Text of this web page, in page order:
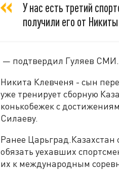
У нас есть третий
получили его от
— подтвердил Гуляев СМИ.
Никита Клевченя - сын
уже тренирует сборную
конькобежек с
Силаеву.
Ранее Царьград.Казахстан
обязать уехавших
их к международным